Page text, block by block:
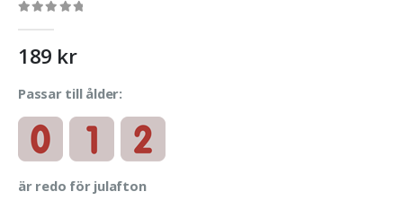
189 kr
Passar till ålder:
är redo för julafton